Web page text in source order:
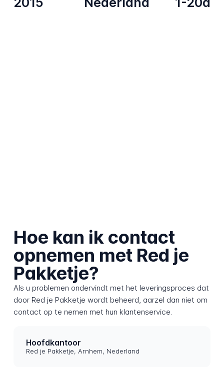
Hoe kan ik contact
opnemen met Red je
Pakketje?
Als u problemen ondervindt met het leveringsproces dat
door Red je Pakketje wordt beheerd, aarzel dan niet om
contact op te nemen met hun klantenservice.
Hoofdkantoor
Red je Pakketje, Arnhem, Nederland